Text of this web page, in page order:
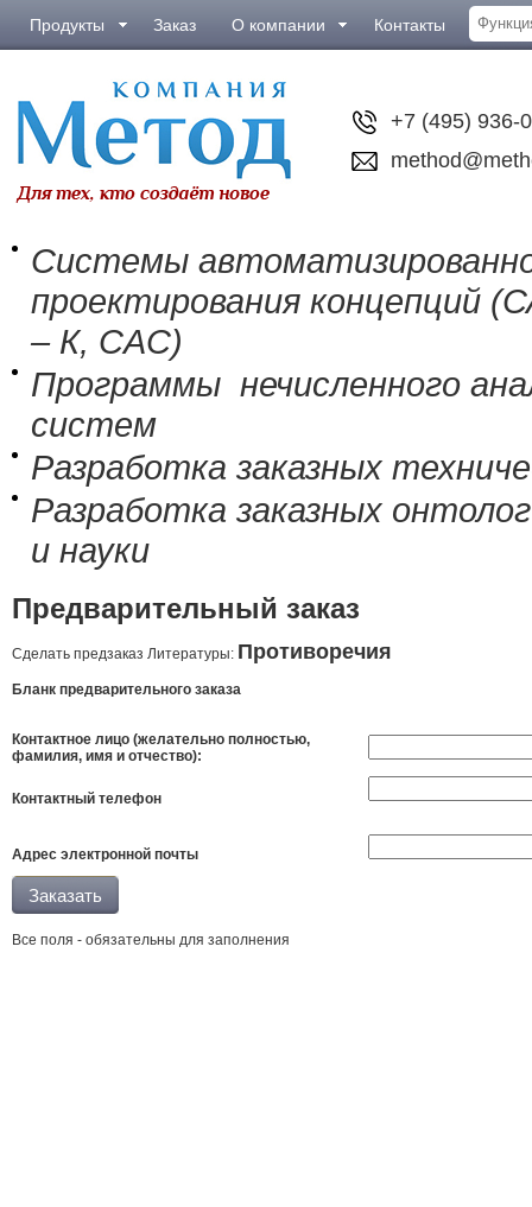
Продукты Заказ О компании Контакты
+7 (495) 936-
Системы
проектирования концепций
– К, CAC)
Программы нечисленного
систем
Разработка заказных
Разработка заказных
и науки
Предварительный заказ
Сделать предзаказ Литературы: Противоречия
Бланк предварительного заказа
Контактное лицо (желательно полностью,
фамилия, имя и отчество):
Контактный телефон
Адрес электронной почты
Все поля - обязательны для заполнения